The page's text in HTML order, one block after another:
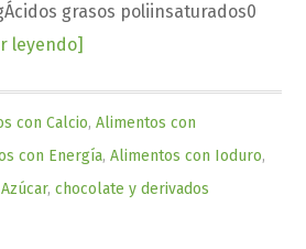
grasos poliinsaturados0
leyendo]
Azúcar
blanco
con Calcio,Alimentos con
con Energía,Alimentos con Ioduro,
Azúcar,chocolate y derivados